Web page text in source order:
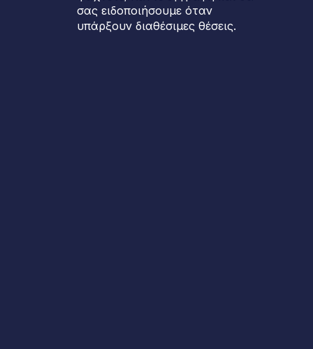
σας ειδοποιήσουμε όταν
υπάρξουν διαθέσιμες θέσεις.